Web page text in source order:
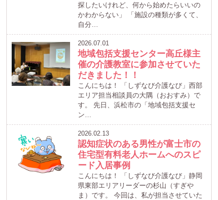
探したいけれど、何から始めたらいいの
かわからない」 「施設の種類が多くて、
自分…
2026.07.01
地域包括支援センター高丘様主
催の介護教室に参加させていた
だきました！！
こんにちは！ 「しずなび介護なび」西部
エリア担当相談員の大隅（おおすみ）で
す。 先日、浜松市の「地域包括支援セ
ン…
2026.02.13
認知症状のある男性が富士市の
住宅型有料老人ホームへのスピ
ード入居事例
こんにちは！ 「しずなび介護なび」静岡
県東部エリアリーダーの杉山（すぎや
ま）です。 今回は、私が担当させていた